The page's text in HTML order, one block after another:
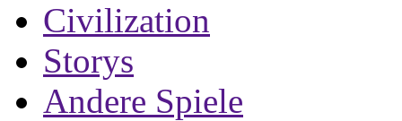
Civilization
Storys
Andere Spiele